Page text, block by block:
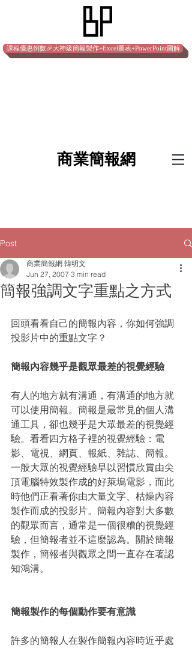
課程優惠倒數🎉大神級簡報製作+Excel圖表+PowerPoint圖解
​商業簡報網
Post
簡報強調文字重點之方式
商業簡報網 韓明文
Jun 27, 2007 3 min read
回頭看看自己的簡報內容，你如何強調
投影片中的重點文字？
簡報內容幾乎是觀眾最差的視覺經驗
有人的地方就有溝通，有溝通的地方就
可以使用簡報。簡報是最常見的個人溝
通工具，卻也幾乎是大眾最差的視覺經
驗。看看四方格子裡的視覺經驗：電
影、電視、網頁、報紙、雜誌、簡報。
一般大眾的視覺經驗早以習慣欣賞由尖
頂電腦特效製作成的好萊塢電影，而此
時他們正看著你由大量文字、枯燥內容
製作而成的投影片。簡報內容對大多數
的觀眾而言，通常是一個很糟的視覺經
驗，但簡報者並不這麼認為。關於簡報
製作，簡報者與觀眾之間一直存在著認
知鴻溝。
簡報製作的每個動作要有意識
許多的簡報人在製作簡報內容時近乎處